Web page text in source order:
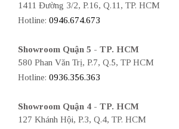
1411 Đường 3/2, P.16, Q.11, TP. HCM
Hotline: 0946.674.673
Showroom Quận 5 - TP. HCM
580 Phan Văn Trị, P.7, Q.5, TP HCM
Hotline: 0936.356.363
Showroom Quận 4 - TP. HCM
127 Khánh Hội, P.3, Q.4, TP. HCM